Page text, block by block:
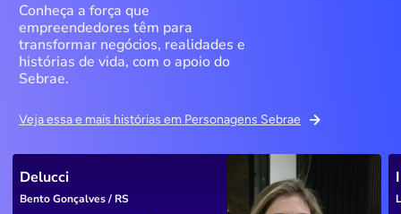
Conheça a força que
empreendedores têm para
transformar negócios, realidades e
histórias de vida, com o apoio do
Sebrae.
Veja essa e mais histórias em Personagens Sebrae
Delucci
Bento Gonçalves / RS